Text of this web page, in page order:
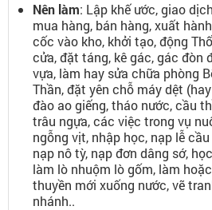
Nên làm: Lập khế ước, giao
mua hàng, bán hàng, xuất
cốc vào kho, khởi tạo, động
cửa, đặt táng, kê gác, gác đòn
vựa, làm hay sửa chữa phòng
Thần, đặt yên chỗ máy dệt
đào ao giếng, tháo nước, cầu
trâu ngựa, các việc trong vụ
ngỗng vịt, nhập học, nạp lễ
nạp nô tỳ, nạp đơn dâng sớ,
làm lò nhuộm lò gốm, làm
thuyền mới xuống nước, vẽ
nhánh..